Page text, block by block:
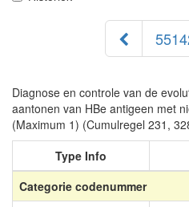
Diagnose en controle van de
aantonen van HBe antigeen met
(Maximum 1) (Cumulregel 231,
Type Info
Categorie codenummer